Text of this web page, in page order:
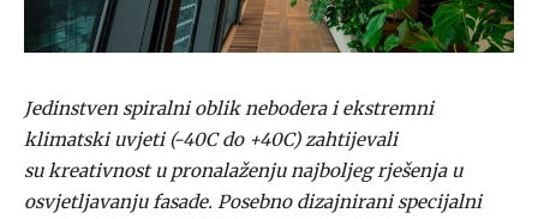
Jedinstven spiralni oblik nebodera i ekstremni
klimatski uvjeti (-40C do +40C) zahtijevali
su kreativnost u pronalaženju najboljeg rješenja u
osvjetljavanju fasade. Posebno dizajnirani specijalni